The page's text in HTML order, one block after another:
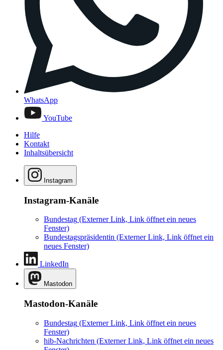
WhatsApp
YouTube
Hilfe
Kontakt
Inhaltsübersicht
Instagram
Instagram-Kanäle
Bundestag (Externer Link, Link öffnet ein neues
Fenster)
Bundestagspräsidentin (Externer Link, Link öffnet ein
neues Fenster)
LinkedIn
Mastodon
Mastodon-Kanäle
Bundestag (Externer Link, Link öffnet ein neues
Fenster)
hib-Nachrichten (Externer Link, Link öffnet ein neues